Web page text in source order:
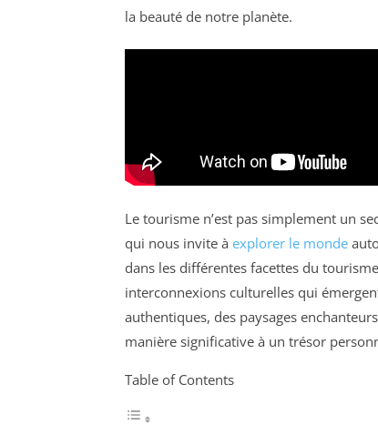
la beauté de notre planète.
Le tourisme n’est pas simplement un
qui nous invite à explorer le monde
dans les différentes facettes du
interconnexions culturelles qui
authentiques, des paysages
manière significative à un trésor
Table of Contents